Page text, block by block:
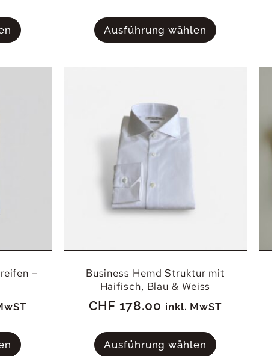
Ausführung wählen
–
Business Hemd Struktur mit
Haifisch, Blau & Weiss
CHF 178.00 inkl. MwST
Ausführung wählen